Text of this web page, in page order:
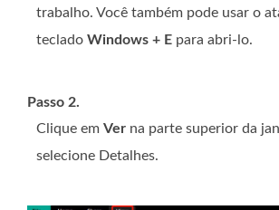
trabalho. Você também pode usar o
teclado Windows + E para abri-lo.
Passo 2.
Clique em Ver na parte superior da
selecione Detalhes.